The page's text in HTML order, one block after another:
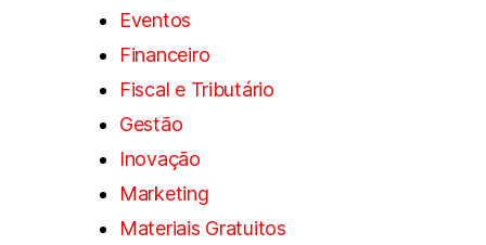
Eventos
Financeiro
Fiscal e Tributário
Gestão
Inovação
Marketing
Materiais Gratuitos